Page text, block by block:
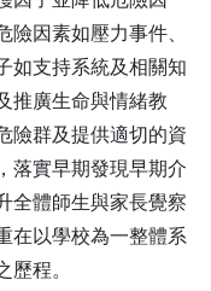
因素如壓力事件、
如支持系統及相關知
推廣生命與情緒教
險群及提供適切的資
落實早期發現早期介
全體師生與家長覺察
在以學校為一整體系
程。